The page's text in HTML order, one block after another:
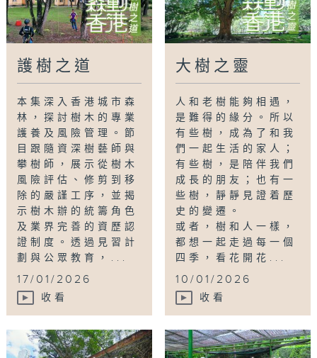
護樹之道
本集深入香港城市森
林，探討樹木的專業
護養及風險管理。節
目跟隨資深樹藝師與
攀樹師，展示從樹木
風險評估、修剪到移
除的嚴謹工序，並揭
示樹木辦的統籌角色
及業界完善的資歷認
證制度。透過見習計
劃與公眾教育，...
17/01/2026
收看
大樹之靈
人和老樹能夠相遇，
是難得的緣分。所以
有些樹，成為了和我
們一起生活的家人；
有些樹，是陪伴我們
成長的朋友；也有一
些樹，靜靜見證着歷
史的變遷。
或者，樹和人一樣，
都想一起走過每一個
四季，看花開花...
10/01/2026
收看